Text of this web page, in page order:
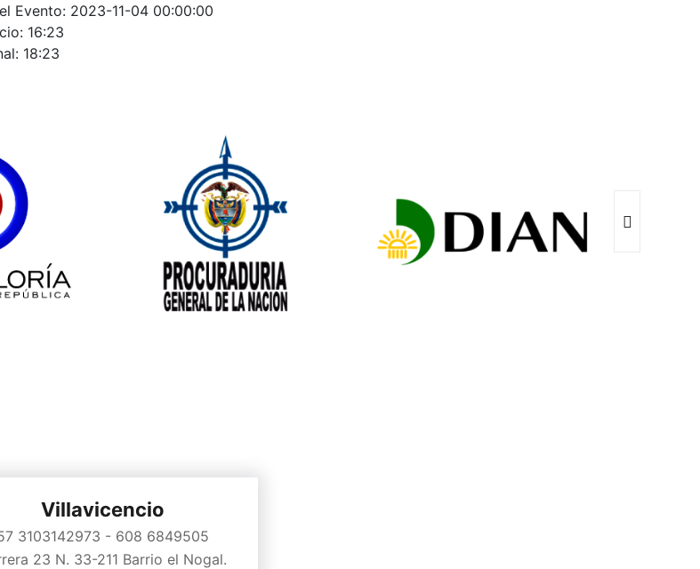
Evento: 2023-11-04 00:00:00
16:23
18:23
Villavicencio
3103142973 - 608 6849505
23 N. 33-211 Barrio el Nogal.